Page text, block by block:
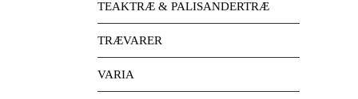
TEAKTRÆ & PALISANDERTRÆ
TRÆVARER
VARIA